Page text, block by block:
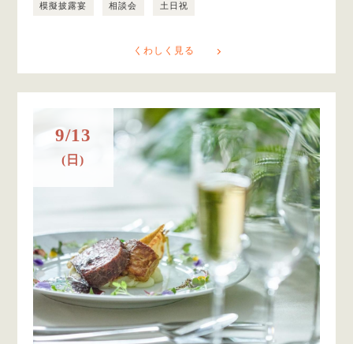
模擬披露宴 相談会 土日祝
くわしく見る
9/13
(日)